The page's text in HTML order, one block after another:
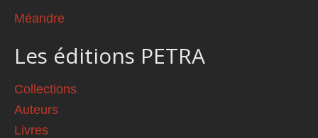
Méandre
Les éditions PETRA
Collections
Auteurs
Livres